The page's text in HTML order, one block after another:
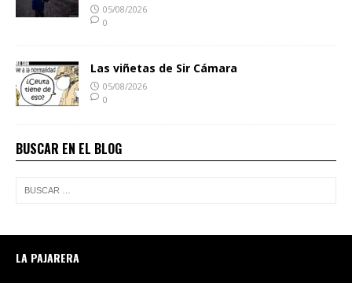
05/08/2026
0
Las viñetas de Sir Cámara
05/08/2026
0
BUSCAR EN EL BLOG
LA PAJARERA